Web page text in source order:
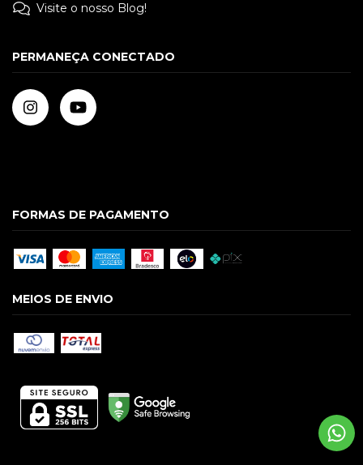
Visite o nosso Blog!
PERMANEÇA CONECTADO
FORMAS DE PAGAMENTO
MEIOS DE ENVIO